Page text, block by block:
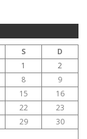
S
D
1
2
8
9
15
16
22
23
29
30